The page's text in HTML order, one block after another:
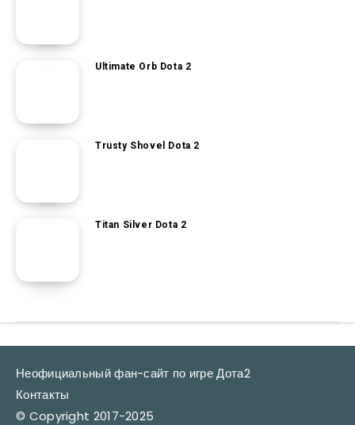
Ultimate Orb Dota 2
Trusty Shovel Dota 2
Titan Silver Dota 2
Неофициальный фан-сайт по игре Дота2
Контакты
© Copyright 2017-2025